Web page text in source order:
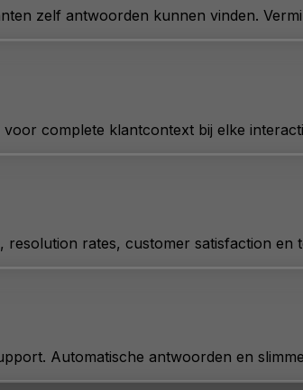
zelf antwoorden kunnen vinden.
complete klantcontext bij elke
resolution rates, customer satisfaction en
Automatische antwoorden en